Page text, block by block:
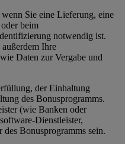
Sie eine Lieferung, eine
beim
notwendig ist.
Ihre
Daten zur Vergabe und
der Einhaltung
des Bonusprogramms.
(wie Banken oder
Dienstleister,
des Bonusprogramms sein.